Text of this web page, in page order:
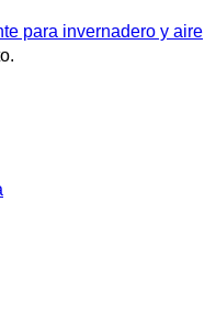
para invernadero y aire